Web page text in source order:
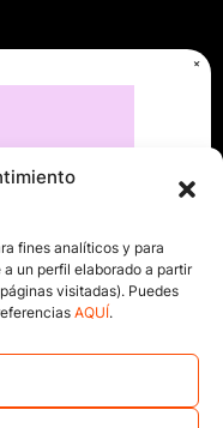
fines analíticos y para
un perfil elaborado a partir
visitadas). Puedes
AQUÍ.
Spotify